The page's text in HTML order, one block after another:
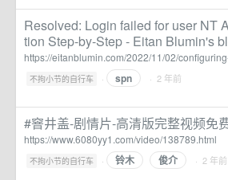
Resolved: Login failed for user NT
tion Step-by-Step - Eitan Blumin's
https://eitanblumin.com/2022/11/02/
不拘小节的自行车 · spn · 2 年前
#窨井盖-剧情片-高清版完整视频免
https://www.6080yy1.com/video/138789.html
不拘小节的自行车 · 铃木 俊介 · 2 年前